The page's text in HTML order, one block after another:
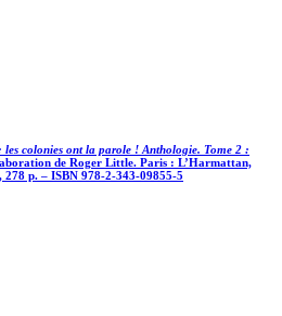
les colonies ont la parole ! Anthologie. Tome 2 :
de Roger Little. Paris : L’Harmattan,
278 p. – ISBN 978-2-343-09855-5